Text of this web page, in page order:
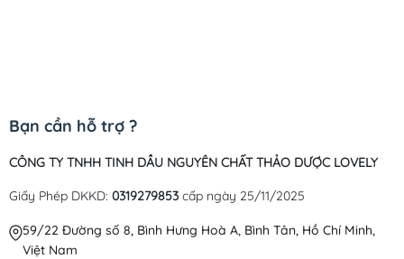
Bạn cần hỗ trợ ?
CÔNG TY TNHH TINH DẦU NGUYÊN CHẤT THẢO DƯỢC LOVELY
Giấy Phép DKKD: 0319279853 cấp ngày 25/11/2025
59/22 Đường số 8, Bình Hưng Hoà A, Bình Tân, Hồ Chí Minh,
Việt Nam